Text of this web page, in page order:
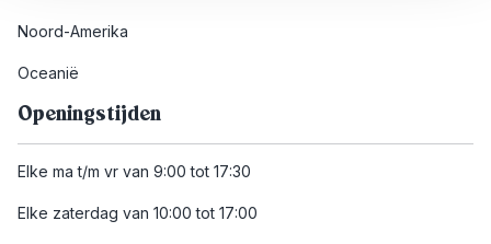
Noord-Amerika
Oceanië
Openingstijden
Elke ma t/m vr van 9:00 tot 17:30
Elke zaterdag van 10:00 tot 17:00